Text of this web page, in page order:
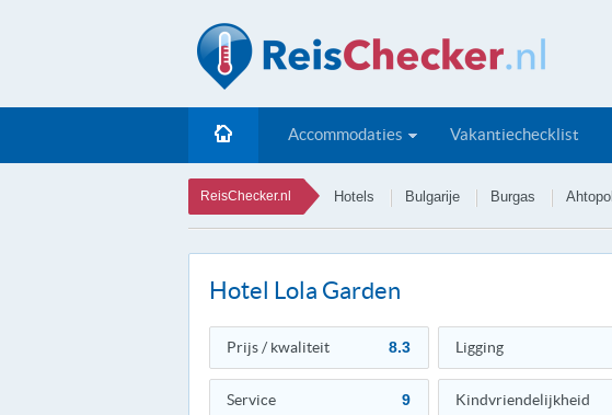
Accommodaties Vakantiechecklist
ReisChecker.nl Hotels Bulgarije Burgas Ahtopol
Hotel Lola Garden
Prijs / kwaliteit 8.3 Ligging
Service 9 Kindvriendelijkheid